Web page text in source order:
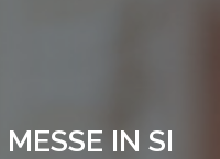
IN SI